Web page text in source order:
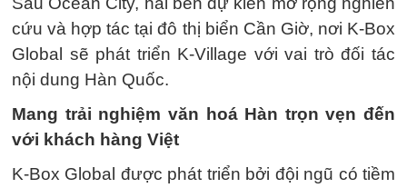
cứu và hợp tác tại đô thị biển Cần Giờ, nơi K-Box
Global sẽ phát triển K-Village với vai trò đối tác
nội dung Hàn Quốc.
Mang trải nghiệm văn hoá Hàn trọn vẹn đến
với khách hàng Việt
K-Box Global được phát triển bởi đội ngũ có tiềm